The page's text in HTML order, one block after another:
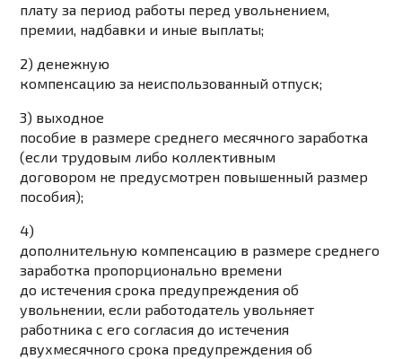
плату за период работы перед увольнением,
премии, надбавки и иные выплаты;
2) денежную
компенсацию за неиспользованный отпуск;
3) выходное
пособие в размере среднего месячного заработка
(если трудовым либо коллективным
договором не предусмотрен повышенный размер
пособия);
4)
дополнительную компенсацию в размере среднего
заработка пропорционально времени
до истечения срока предупреждения об
увольнении, если работодатель увольняет
работника с его согласия до истечения
двухмесячного срока предупреждения об